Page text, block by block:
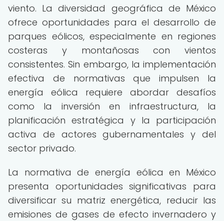
viento. La diversidad geográfica de México
ofrece oportunidades para el desarrollo de
parques eólicos, especialmente en regiones
costeras y montañosas con vientos
consistentes. Sin embargo, la implementación
efectiva de normativas que impulsen la
energía eólica requiere abordar desafíos
como la inversión en infraestructura, la
planificación estratégica y la participación
activa de actores gubernamentales y del
sector privado.
La normativa de energía eólica en México
presenta oportunidades significativas para
diversificar su matriz energética, reducir las
emisiones de gases de efecto invernadero y